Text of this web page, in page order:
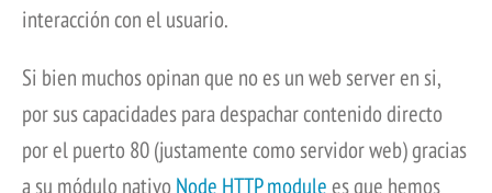
interacción con el usuario.
Si bien muchos opinan que no es un web server en si,
por sus capacidades para despachar contenido directo
por el puerto 80 (justamente como servidor web) gracias
a su módulo nativoNode HTTP modulees que hemos